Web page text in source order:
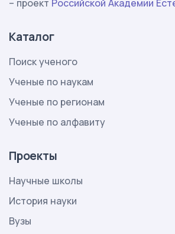
– проект Российской Академии
Каталог
Поиск ученого
Ученые по наукам
Ученые по регионам
Ученые по алфавиту
Проекты
Научные школы
История науки
Вузы